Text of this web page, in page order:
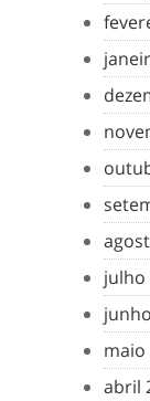
julho
maio
abril